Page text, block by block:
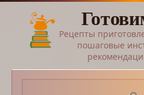
Перейти
контенту
Рецепты
пошаговые